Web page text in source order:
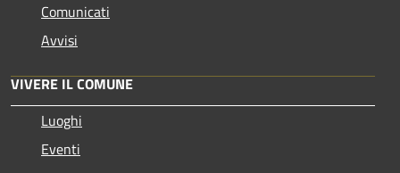
Comunicati
Avvisi
VIVERE IL COMUNE
Luoghi
Eventi